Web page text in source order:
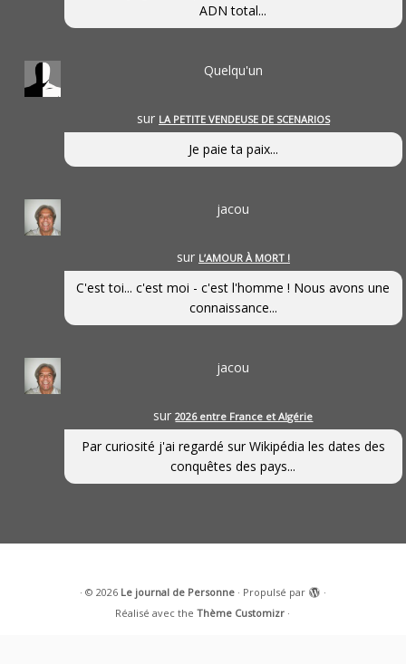
ADN total...
Quelqu'un
sur LA PETITE VENDEUSE DE SCENARIOS
Je paie ta paix...
jacou
sur L’AMOUR À MORT !
C'est toi... c'est moi - c'est l'homme ! Nous avons une
connaissance...
jacou
sur2026 entre France et Algérie
Par curiosité j'ai regardé sur Wikipédia les dates des
conquêtes des pays...
· © 2026 Le journal de Personne· Propulsé par
·
Réalisé avec theThème Customizr ·